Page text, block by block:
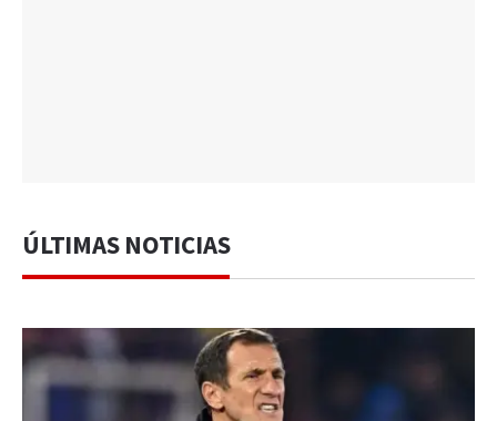
ÚLTIMAS NOTICIAS